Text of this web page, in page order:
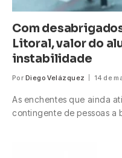
Com
Litoral, valor do
instabilidade
Por Diego Velázquez 14 de
As enchentes que ainda
contingente de pessoas a